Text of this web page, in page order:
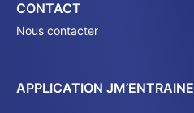
CONTACT
Nous contacter
APPLICATION JM’ENTRAINE